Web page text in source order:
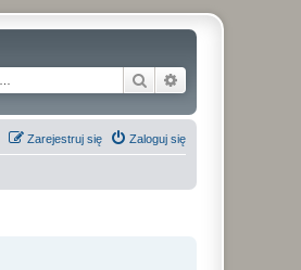
Szukaj
Zaloguj się
Zarejestruj się